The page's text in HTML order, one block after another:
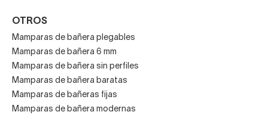
OTROS
Mamparas de bañera plegables
Mamparas de bañera 6 mm
Mamparas de bañera sin perfiles
Mamparas de bañera baratas
Mamparas de bañeras fijas
Mamparas de bañera modernas